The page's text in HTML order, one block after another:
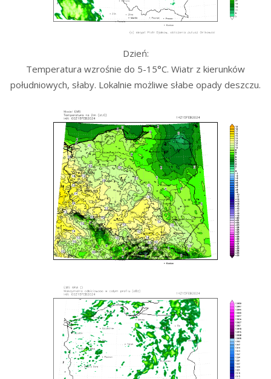
Dzień:
Temperatura wzrośnie do 5-15°C. Wiatr z kierunków
południowych, słaby. Lokalnie możliwe słabe opady deszczu.